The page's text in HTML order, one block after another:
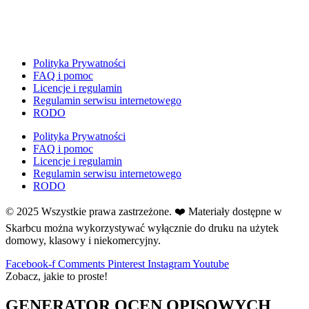
Ferie
Fotobudka
Girlandy
Girlandy na LATO
Grafomotoryka
Grinch
Gry
↳ Dopasuj i opowiedź
↳ Ja mam kto ma
↳ Labirynt podłogowy
↳ Puzzle
Polityka Prywatności
FAQ i pomoc
Licencje i regulamin
Regulamin serwisu internetowego
RODO
Polityka Prywatności
FAQ i pomoc
Licencje i regulamin
Regulamin serwisu internetowego
RODO
© 2025 Wszystkie prawa zastrzeżone. ❤️ Materiały dostępne w
Skarbcu można wykorzystywać wyłącznie do druku na użytek
domowy, klasowy i niekomercyjny.
Facebook-f Comments Pinterest InstagramYoutube
Zobacz, jakie to proste!
GENERATOR OCEN OPISOWYCH